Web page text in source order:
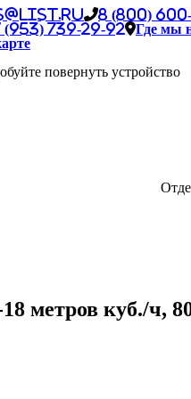
8 (800)
(953) 739-29-92
Где мы
повернуть устройство
метров куб./ч,